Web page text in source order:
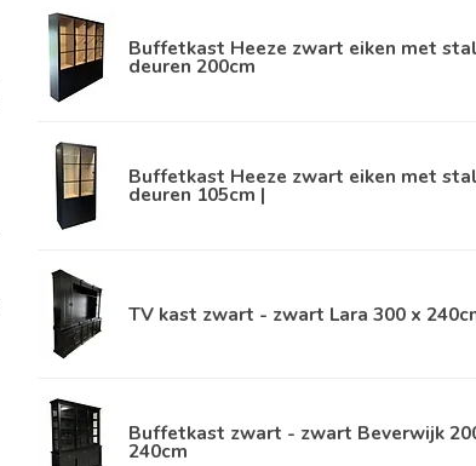
Buffetkast Heeze zwart eiken met
deuren 200cm
Buffetkast Heeze zwart eiken met
deuren 105cm |
TV kast zwart - zwart Lara 300 x
Buffetkast zwart - zwart Beverwijk
240cm